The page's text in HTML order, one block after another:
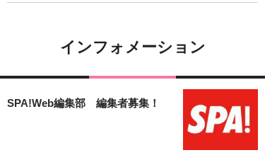
インフォメーション
SPA!Web編集部 編集者募集！